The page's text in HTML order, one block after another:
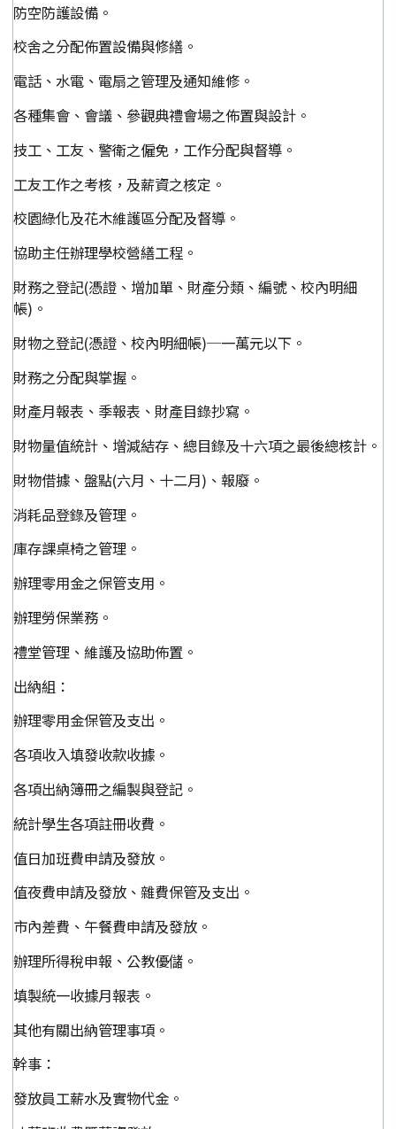
防空防護設備。
校舍之分配佈置設備與修繕。
電話、水電、電扇之管理及通知維修。
各種集會、會議、參觀典禮會場之佈置與設計。
技工、工友、警衛之僱免，工作分配與督導。
工友工作之考核，及薪資之核定。
校園綠化及花木維護區分配及督導。
協助主任辦理學校營繕工程。
財務之登記(憑證、增加單、財產分類、編號、校內明細
帳)。
財物之登記(憑證、校內明細帳)─一萬元以下。
財務之分配與掌握。
財產月報表、季報表、財產目錄抄寫。
財物量值統計、增減結存、總目錄及十六項之最後總核計。
財物借據、盤點(六月、十二月)、報廢。
消耗品登錄及管理。
庫存課桌椅之管理。
辦理零用金之保管支用。
辦理勞保業務。
禮堂管理、維護及協助佈置。
出納組：
辦理零用金保管及支出。
各項收入填發收款收據。
各項出納簿冊之編製與登記。
統計學生各項註冊收費。
值日加班費申請及發放。
值夜費申請及發放、雜費保管及支出。
市內差費、午餐費申請及發放。
辦理所得稅申報、公教優儲。
填製統一收據月報表。
其他有關出納管理事項。
幹事：
發放員工薪水及實物代金。